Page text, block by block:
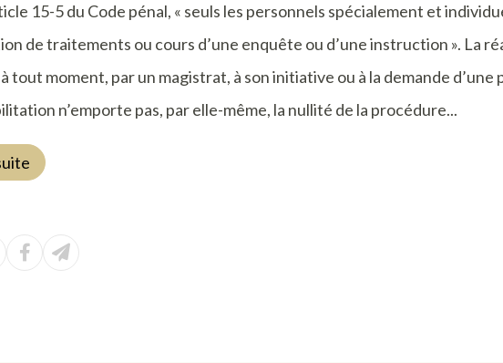
15-5 du Code pénal, « seuls les personnels spécialement et
de traitements ou cours d’une enquête ou d’une instruction ». La
tout moment, par un magistrat, à son initiative ou à la demande d’une
n’emporte pas, par elle-même, la nullité de la procédure...